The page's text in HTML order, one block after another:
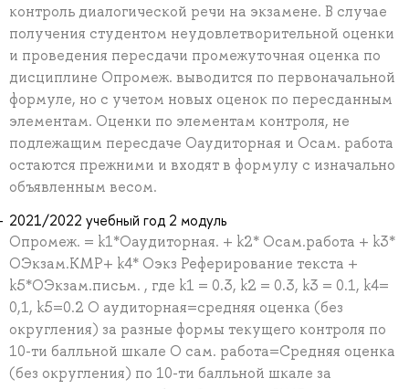
контроль диалогической речи на экзамене. В случае
получения студентом неудовлетворительной оценки
и проведения пересдачи промежуточная оценка по
дисциплине Опромеж. выводится по первоначальной
формуле, но с учетом новых оценок по пересданным
элементам. Оценки по элементам контроля, не
подлежащим пересдаче Оаудиторная и Осам. работа
остаются прежними и входят в формулу с изначально
объявленным весом.
2021/2022 учебный год 2 модуль
Опромеж. = k1*Оаудиторная. + k2* Осам.работа + k3*
ОЭкзам.КМР+ k4* Oэкз Реферирование текста +
k5*ОЭкзам.письм. , где k1 = 0.3, k2 = 0.3, k3 = 0.1, k4=
0,1, k5=0.2 О аудиторная=cредняя оценка (без
округления) за разные формы текущего контроля по
10-ти балльной шкале О сам. работа=Средняя оценка
(без округления) по 10-ти балльной шкале за